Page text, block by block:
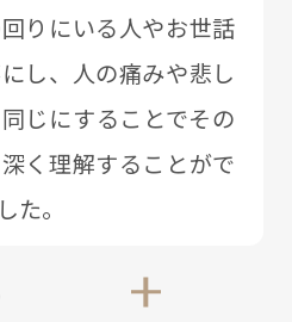
りにいる⼈やお世話
し、⼈の痛みや悲し
じにすることでその
く理解することがで
た。